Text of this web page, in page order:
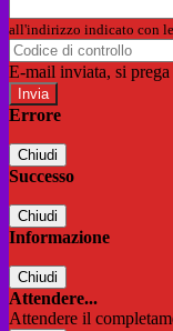
all'indirizzo indicato con
E-mail inviata, si
Errore
Chiudi
Successo
Chiudi
Informazione
Chiudi
Attendere...
Attendere il